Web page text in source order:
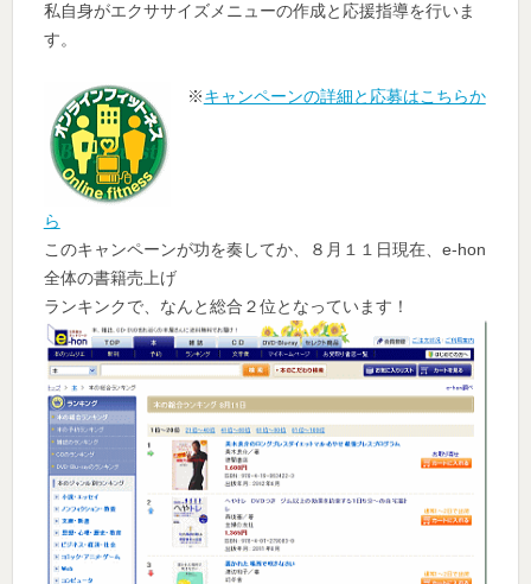
私自身がエクササイズメニューの作成と応援指導を行いま
す。
※キャンペーンの詳細と応募はこちらか
ら
このキャンペーンが功を奏してか、８月１１日現在、e-hon
全体の書籍売上げ
ランキンクで、なんと総合２位となっています！